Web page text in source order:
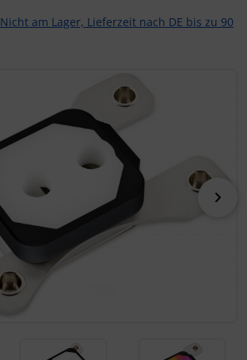
Nicht am Lager, Lieferzeit nach DE bis zu 90